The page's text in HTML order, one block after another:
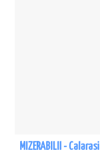
MIZERABILII - Calarasi